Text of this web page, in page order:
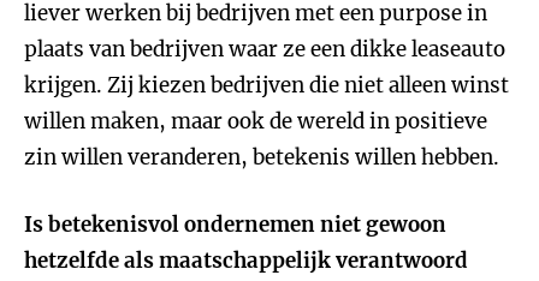
liever werken bij bedrijven met een purpose in
plaats van bedrijven waar ze een dikke leaseauto
krijgen. Zij kiezen bedrijven die niet alleen winst
willen maken, maar ook de wereld in positieve
zin willen veranderen, betekenis willen hebben.
Is betekenisvol ondernemen niet gewoon
hetzelfde als maatschappelijk verantwoord